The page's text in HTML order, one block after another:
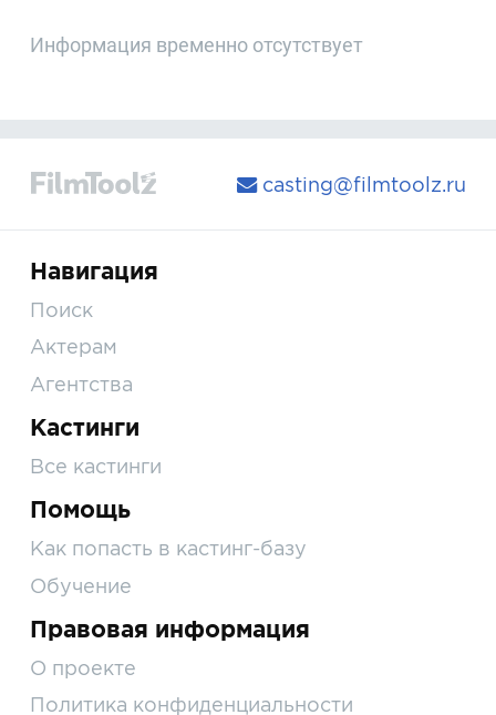
Информация временно отсутствует
casting@filmtoolz.ru
Навигация
Поиск
Актерам
Агентства
Кастинги
Все кастинги
Помощь
Как попасть в кастинг-базу
Обучение
Правовая информация
О проекте
Политика конфиденциальности